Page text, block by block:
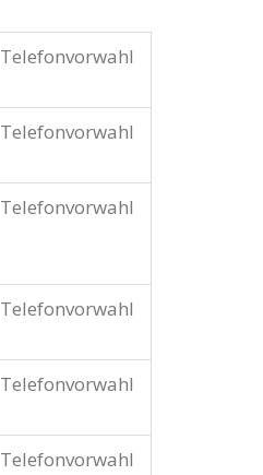
Telefonvorwahl
Telefonvorwahl
Telefonvorwahl
Telefonvorwahl
Telefonvorwahl
Telefonvorwahl